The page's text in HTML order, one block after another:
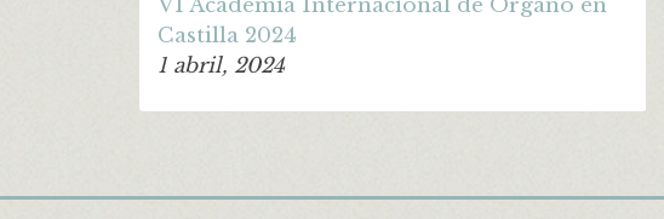
Castilla 2024
1 abril, 2024